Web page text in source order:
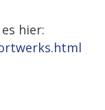
hier: